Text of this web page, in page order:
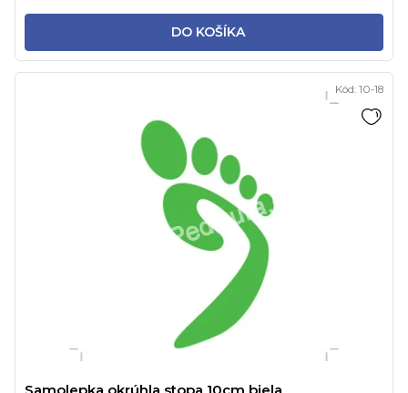
DO KOŠÍKA
Kód: 10-18